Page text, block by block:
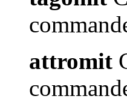
attromit